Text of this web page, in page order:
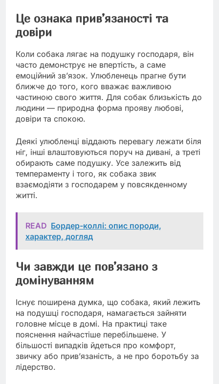
Це ознака прив’язаності та
довіри
Коли собака лягає на подушку господаря, він
часто демонструє не впертість, а саме
емоційний зв’язок. Улюбленець прагне бути
ближче до того, кого вважає важливою
частиною свого життя. Для собак близькість до
людини — природна форма прояву любові,
довіри та спокою.
Деякі улюбленці віддають перевагу лежати біля
ніг, інші влаштовуються поруч на дивані, а треті
обирають саме подушку. Усе залежить від
темпераменту і того, як собака звик
взаємодіяти з господарем у повсякденному
житті.
READ Бордер-коллі: опис породи,
характер, догляд
Чи завжди це пов’язано з
домінуванням
Існує поширена думка, що собака, який лежить
на подушці господаря, намагається зайняти
головне місце в домі. На практиці таке
пояснення найчастіше перебільшене. У
більшості випадків йдеться про комфорт,
звичку або прив’язаність, а не про боротьбу за
лідерство.